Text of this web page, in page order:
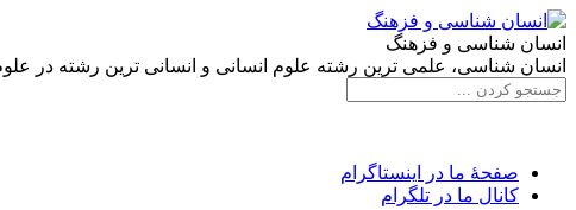
انسان شناسی و فزهنگ
انسان شناسی، علمی ترین رشته علوم انسانی و انسانی ترین رشته در
صفحۀ ما در اینستاگرام
کانال ما در تلگرام